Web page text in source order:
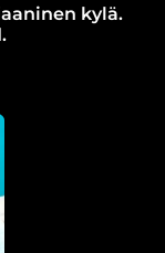
kylä.